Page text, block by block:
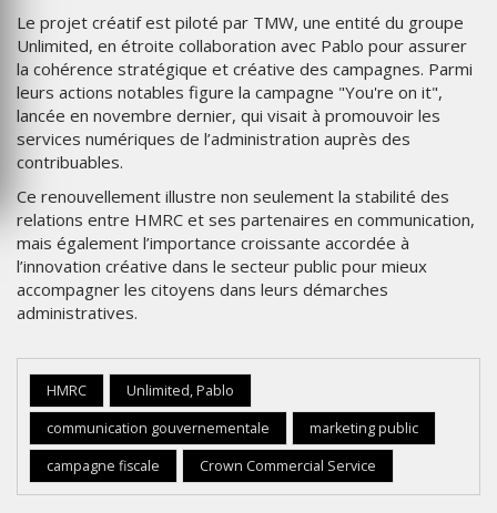
Le projet créatif est piloté par TMW, une entité du groupe
Unlimited, en étroite collaboration avec Pablo pour assurer
la cohérence stratégique et créative des campagnes. Parmi
leurs actions notables figure la campagne "You're on it",
lancée en novembre dernier, qui visait à promouvoir les
services numériques de l’administration auprès des
contribuables.
Ce renouvellement illustre non seulement la stabilité des
relations entre HMRC et ses partenaires en communication,
mais également l’importance croissante accordée à
l’innovation créative dans le secteur public pour mieux
accompagner les citoyens dans leurs démarches
administratives.
HMRC
Unlimited, Pablo
communication gouvernementale
marketing public
campagne fiscale
Crown Commercial Service